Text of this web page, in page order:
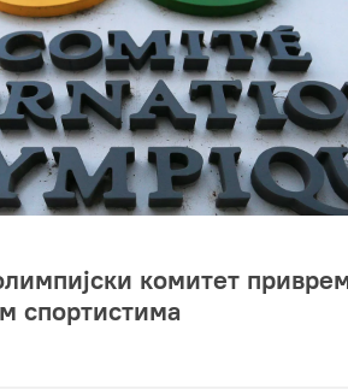
комитет
спортистима